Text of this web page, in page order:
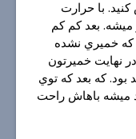
با حرارت
ميشه. بعد كم كم
كه خميري نشده
نهايت خميرتون
كه بعد كه توي
ميشه باهاش راحت